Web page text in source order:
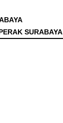
SURABAYA